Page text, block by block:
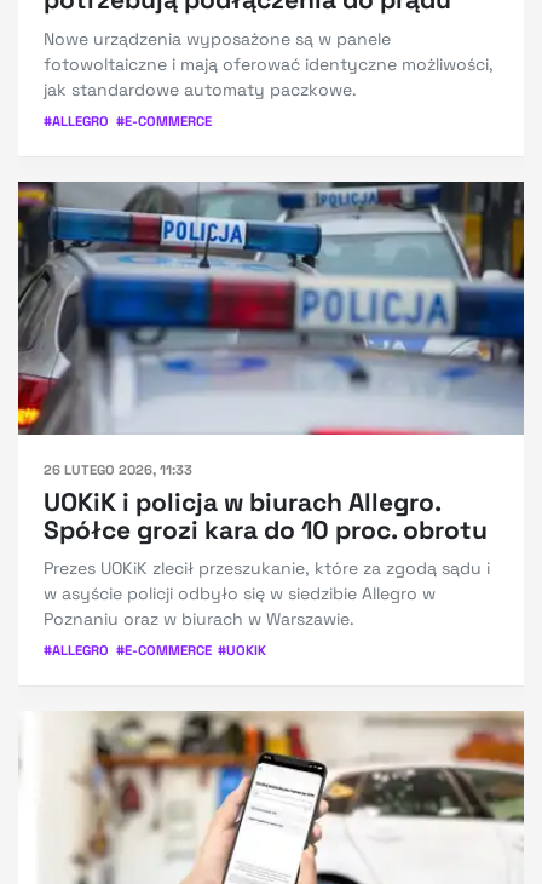
Nowe urządzenia wyposażone są w panele
fotowoltaiczne i mają oferować identyczne możliwości,
jak standardowe automaty paczkowe.
#ALLEGRO #E-COMMERCE
26 LUTEGO 2026, 11:33
UOKiK i policja w biurach Allegro.
Spółce grozi kara do 10 proc. obrotu
Prezes UOKiK zlecił przeszukanie, które za zgodą sądu i
w asyście policji odbyło się w siedzibie Allegro w
Poznaniu oraz w biurach w Warszawie.
#ALLEGRO #E-COMMERCE #UOKIK